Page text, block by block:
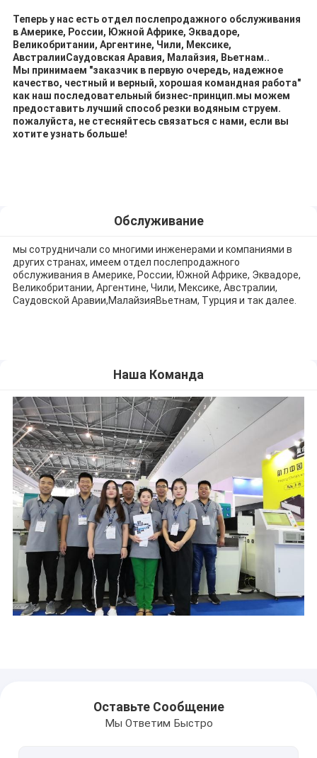
Теперь у нас есть отдел послепродажного обслуживания
в Америке, России, Южной Африке, Эквадоре,
Великобритании, Аргентине, Чили, Мексике,
АвстралииСаудовская Аравия, Малайзия, Вьетнам..
Мы принимаем "заказчик в первую очередь, надежное
качество, честный и верный, хорошая командная работа"
как наш последовательный бизнес-принцип.мы можем
предоставить лучший способ резки водяным струем.
пожалуйста, не стесняйтесь связаться с нами, если вы
хотите узнать больше!
Обслуживание
мы сотрудничали со многими инженерами и компаниями в
других странах, имеем отдел послепродажного
обслуживания в Америке, России, Южной Африке, Эквадоре,
Великобритании, Аргентине, Чили, Мексике, Австралии,
Саудовской Аравии,МалайзияВьетнам, Турция и так далее.
Наша Команда
Оставьте Сообщение
Мы Ответим Быстро